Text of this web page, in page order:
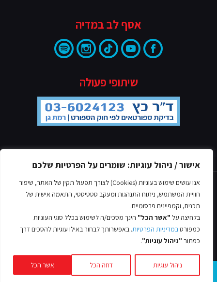
אישור / ניהול עוגיות: שומרים על הפרטיות שלכם
אנו עושים שימוש בעוגיות (Cookies) לצורך תפעול תקין של האתר, שיפור
חוויית המשתמש, ניתוח התנהגות ומעקב סטטיסטי, התאמה אישית של
תכנים, וקמפיינים פרסומיים.
בלחיצה על "אשר הכל" הינך מסכים/ה לשימוש בכלל סוגי העוגיות
כמפורטבמדיניות הפרטיות. באפשרותך לבחור באילו עוגיות להסכים דרך
כפתור "ניהול עוגיות".
ניהול עוגיות דחה הכל אשר הכל
אסף לב במדיה
שיתופי פעולה
מדיניות הפרטיות
© כל הזכויות שמורות אסף לב, 2022
עיצוב ובניית אתרים -